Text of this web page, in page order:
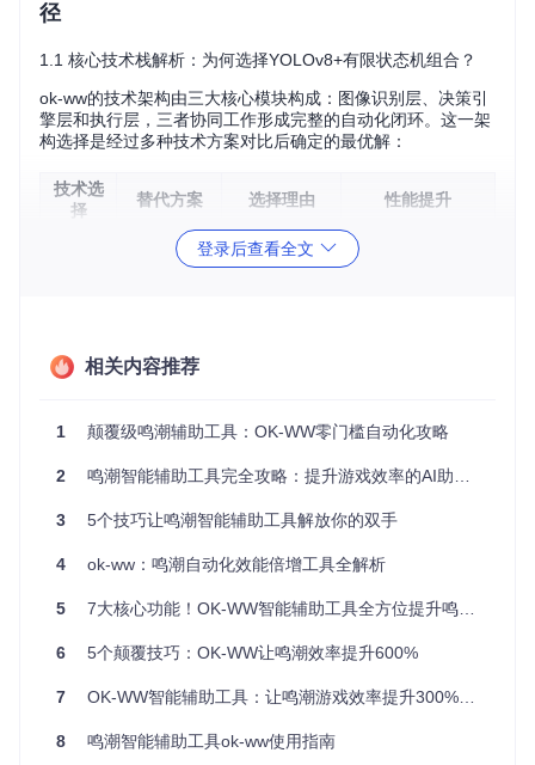
径
1.1 核心技术栈解析：为何选择YOLOv8+有限状态机组合？
ok-ww的技术架构由三大核心模块构成：图像识别层、决策引
擎层和执行层，三者协同工作形成完整的自动化闭环。这一架
构选择是经过多种技术方案对比后确定的最优解：
技术选
择
替代方案 选择理由 性能提升
YOLOv
5、Faster
平衡速度与
精度，模型
推理速度提升4
0%，模型体积减
SM)
决策
API
I
持，输入延
迟低
升76%
技术实现高效精准的游戏画面分析：
- 模型规格：YOLOv8n架构，输入尺寸640×640
- 推理性能：单帧处理时间10ms，支持1080P/60FPS实时分析
决策引擎层基于有限状态机（FSM，一种通过状态转换实现逻
辑控制的算法）设计，将游戏流程抽象为一系列状态转换：
状态定义：包含战斗、探索、对话、菜单等12种基础状态
登录后查看全文
相关内容推荐
1 颠覆级鸣潮辅助工具：OK-WW零门槛自动化攻略
2 鸣潮智能辅助工具完全攻略：提升游戏效率的AI助手使用指南
3 5个技巧让鸣潮智能辅助工具解放你的双手
4 ok-ww：鸣潮自动化效能倍增工具全解析
5 7大核心功能！OK-WW智能辅助工具全方位提升鸣潮游戏效率
6 5个颠覆技巧：OK-WW让鸣潮效率提升600%
7 OK-WW智能辅助工具：让鸣潮游戏效率提升300%的自动化解决方案
8 鸣潮智能辅助工具ok-ww使用指南